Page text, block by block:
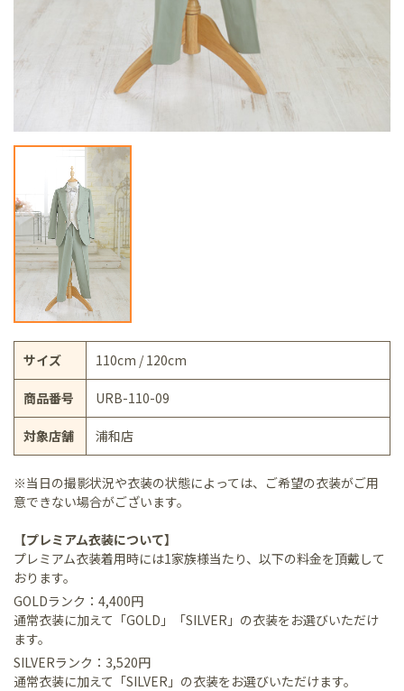
サイズ 110cm / 120cm
商品番号 URB-110-09
対象店舗 浦和店
※当日の撮影状況や衣装の状態によっては、ご希望の衣装がご用
意できない場合がございます。
【プレミアム衣装について】
プレミアム衣装着用時には1家族様当たり、以下の料金を頂戴して
おります。
GOLDランク：4,400円
通常衣装に加えて「GOLD」「SILVER」の衣装をお選びいただけ
ます。
SILVERランク：3,520円
通常衣装に加えて「SILVER」の衣装をお選びいただけます。